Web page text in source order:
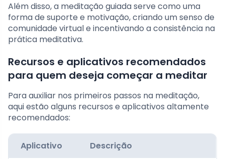
Além disso, a meditação guiada serve como uma
forma de suporte e motivação, criando um senso de
comunidade virtual e incentivando a consistência na
prática meditativa.
Recursos e aplicativos recomendados
para quem deseja começar a meditar
Para auxiliar nos primeiros passos na meditação,
aqui estão alguns recursos e aplicativos altamente
recomendados:
Aplicativo Descrição